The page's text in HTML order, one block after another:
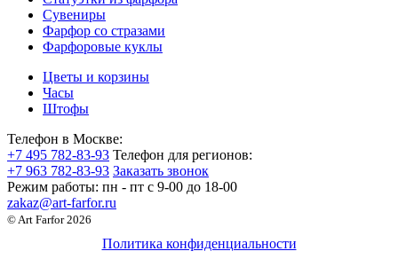
Сувениры
Фарфор со стразами
Фарфоровые куклы
Цветы и корзины
Часы
Штофы
Телефон в Москве:
+7 495 782-83-93 Телефон для регионов:
+7 963 782-83-93 Заказать звонок
Режим работы: пн - пт c 9-00 до 18-00
zakaz@art-farfor.ru
© Art Farfor 2026
Политика конфиденциальности